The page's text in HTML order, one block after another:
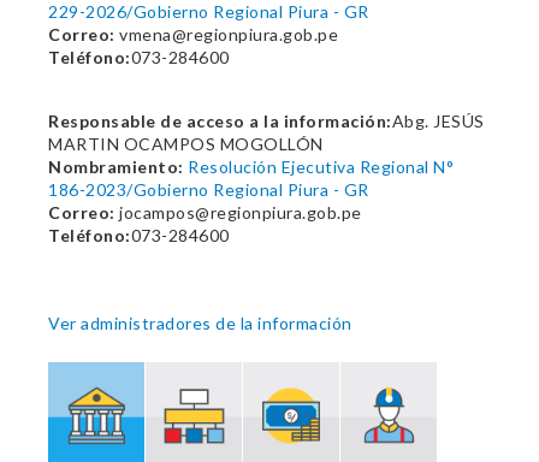
229-2026/Gobierno Regional Piura - GR
Correo: vmena@regionpiura.gob.pe
Teléfono:073-284600
Responsable de acceso a la información:Abg. JESÚS
MARTIN OCAMPOS MOGOLLÓN
Nombramiento: Resolución Ejecutiva Regional N°
186-2023/Gobierno Regional Piura - GR
Correo: jocampos@regionpiura.gob.pe
Teléfono:073-284600
Ver administradores de la información